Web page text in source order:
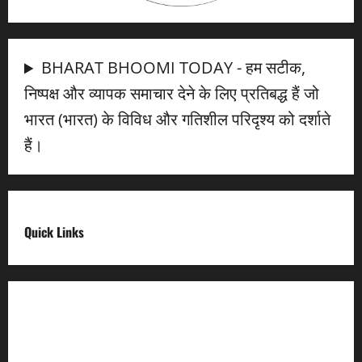
BHARAT BHOOMI TODAY - हम सटीक,
निष्पक्ष और व्यापक समाचार देने के लिए प्रतिबद्ध हैं जो
भारत (भारत) के विविध और गतिशील परिदृश्य को दर्शाते
हैं।
Quick Links